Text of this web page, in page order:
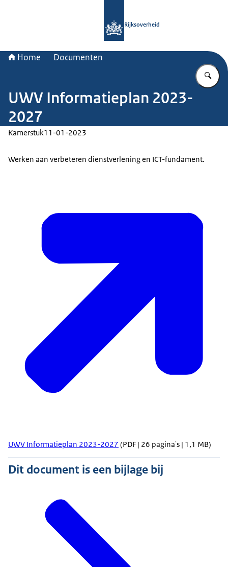
Rijksoverheid
Home Documenten
UWV Informatieplan 2023-
2027
Kamerstuk11-01-2023
Werken aan verbeteren dienstverlening en ICT-fundament.
UWV Informatieplan 2023-2027 (PDF | 26 pagina's | 1,1 MB)
Dit document is een bijlage bij